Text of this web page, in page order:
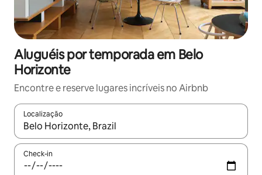
Aluguéis por temporada em Belo
Horizonte
Encontre e reserve lugares incríveis no Airbnb
Localização
Quando os resultados estiverem disponíveis, explore-os
Check-in